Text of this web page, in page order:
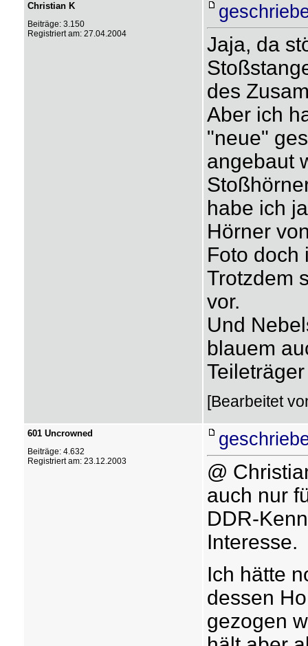
Christian K
Beiträge: 3.150
Registriert am: 27.04.2004
Jaja, da
des
Aber ich
"neue"
angebaut
habe ich
Hörner
Foto doch
Trotzdem
vor.
Und
blauem
[Bearbeitet
601 Uncrowned
Beiträge: 4.632
Registriert am: 23.12.2003
@
auch nur
DDR-
Interesse.
Ich hätte
dessen
gezogen